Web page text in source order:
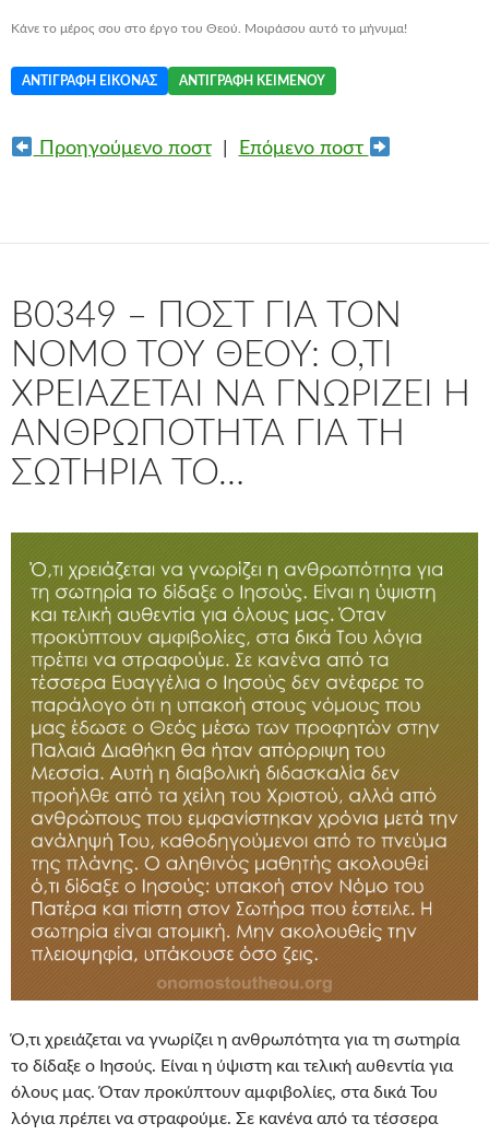
Κάνε το μέρος σου στο έργο του Θεού. Μοιράσου αυτό το μήνυμα!
ΑΝΤΙΓΡΑΦΉ ΕΙΚΌΝΑΣ ΑΝΤΙΓΡΑΦΉ ΚΕΙΜΈΝΟΥ
Προηγούμενο ποστ| Επόμενο ποστ
B0349 – ΠΟΣΤ ΓΙΑ ΤΟΝ
ΝΌΜΟ ΤΟΥ ΘΕΟΎ: Ό,ΤΙ
ΧΡΕΙΆΖΕΤΑΙ ΝΑ ΓΝΩΡΊΖΕΙ Η
ΑΝΘΡΩΠΌΤΗΤΑ ΓΙΑ ΤΗ
ΣΩΤΗΡΊΑ ΤΟ…
Ό,τι χρειάζεται να γνωρίζει η ανθρωπότητα για τη σωτηρία
το δίδαξε ο Ιησούς. Είναι η ύψιστη και τελική αυθεντία για
όλους μας. Όταν προκύπτουν αμφιβολίες, στα δικά Του
λόγια πρέπει να στραφούμε. Σε κανένα από τα τέσσερα